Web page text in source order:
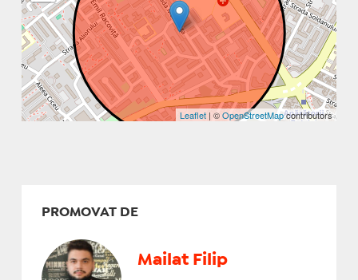
Leaflet | ©OpenStreetMapcontributors
PROMOVAT DE
Mailat Filip